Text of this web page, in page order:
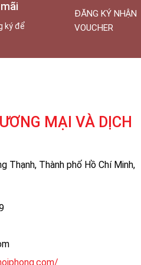
ký để
ĐĂNG KÝ NHẬN
VOUCHER
MẠI VÀ DỊCH
Thạnh, Thành phố Hồ Chí Minh,